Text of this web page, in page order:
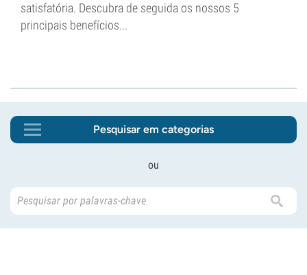
satisfatória. Descubra de seguida os nossos 5
principais benefícios...
Pesquisar em categorias
ou